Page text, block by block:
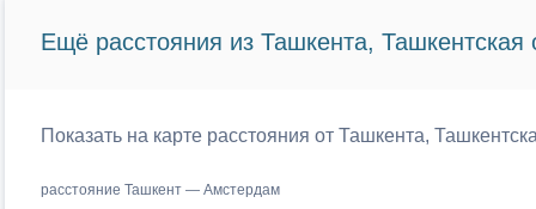
Ещё расстояния из Ташкента, Ташкентская
Показать на карте расстояния от Ташкента,
расстояние Ташкент — Амстердам